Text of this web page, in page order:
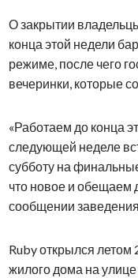
О закрытии
конца этой недели
режиме, после чего
вечеринки, которые
«Работаем до конца
следующей неделе
субботу на
что новое и обещаем
сообщении
Ruby открылся
жилого дома на